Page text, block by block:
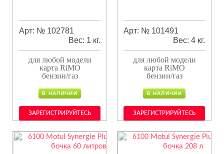
Арт: № 102781
Вес: 1 кг.
для любой модели
карта RiMO
бензин/газ
В НАЛИЧИИ
ЗАРЕГИСТРИРУЙТЕСЬ
Арт: № 101491
Вес: 4 кг.
для любой модели
карта RiMO
бензин/газ
В НАЛИЧИИ
ЗАРЕГИСТРИРУЙТЕСЬ